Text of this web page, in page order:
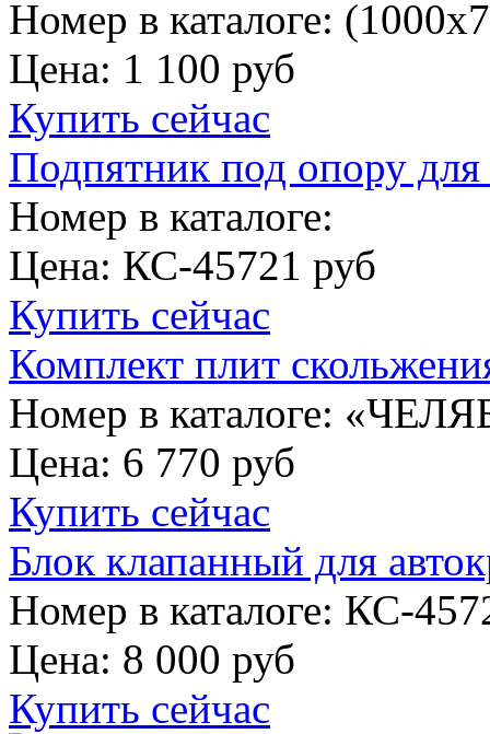
Номер в каталоге:
Цена: 1 100 руб
Купить сейчас
Подпятник под опору для
Номер в каталоге:
Цена: КС-45721 руб
Купить сейчас
Комплект плит
Номер в каталоге:
Цена: 6 770 руб
Купить сейчас
Блок клапанный для
Номер в каталоге: КС-
Цена: 8 000 руб
Купить сейчас